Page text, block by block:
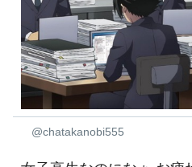
@chatakanobi555